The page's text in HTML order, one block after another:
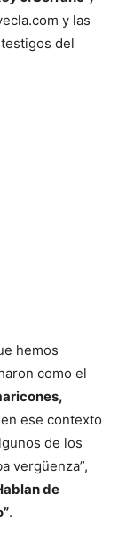
y las
del
hemos
como el
ese contexto
de los
vergüenza”,
de
.